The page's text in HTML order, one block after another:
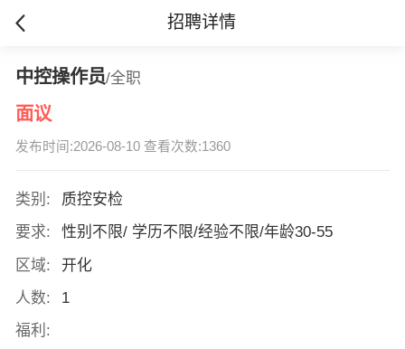
招聘详情
中控操作员/全职
面议
发布时间:2026-08-10 查看次数:1360
类别:
质控安检
要求:
性别不限/ 学历不限/经验不限/年龄30-55
区域:
开化
人数:
1
福利: